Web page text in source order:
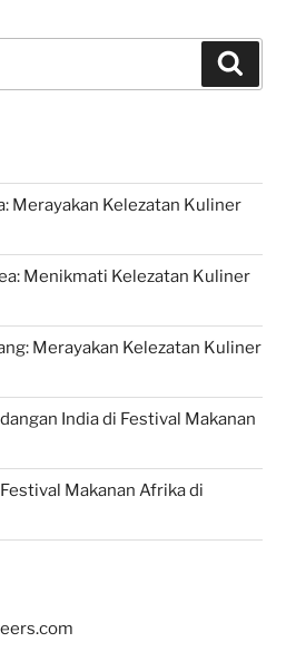
Merayakan Kelezatan Kuliner
Menikmati Kelezatan Kuliner
Merayakan Kelezatan Kuliner
India di Festival Makanan
Makanan Afrika di